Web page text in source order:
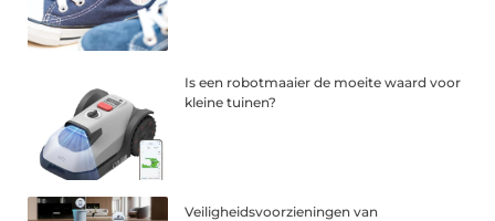
Is een robotmaaier de moeite waard voor
kleine tuinen?
Veiligheidsvoorzieningen van